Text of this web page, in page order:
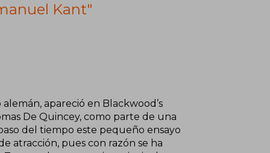
Kant"
apareció en Blackwood’s
De Quincey, como parte de una
del tiempo este pequeño ensayo
atracción, pues con razón se ha